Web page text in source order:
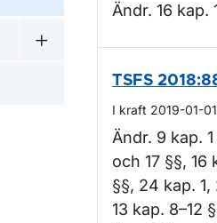
Undermeny för Lagar
Ändr. 16 kap.
TSFS
I kraft 2019-01-
Ändr. 9 kap. 1
och 17 §§, 16
§§, 24 kap.
13 kap. 8–12